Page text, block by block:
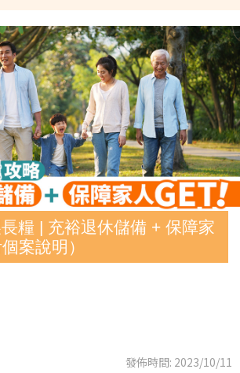
糧 | 充裕退休儲備 + 保障家
案說明）
發佈時間: 2023/10/11